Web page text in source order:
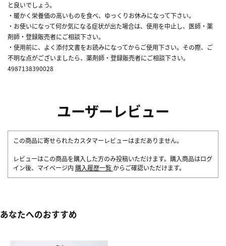
と良いでしょう。
・暖かく栄養価の高いものを食べ、ゆっくりお休みになって下さい。
・お使いになって何か気になる症状が出た場合は、使用を中止し、医師・薬
剤師・登録販売者にご相談下さい。
・使用前に、よく添付文書をお読みになってからご使用下さい。その際、ご
不明な点がございましたら、薬剤師・登録販売者にご相談下さい。
4987138390028
ユーザーレビュー
この商品に寄せられたカスタマーレビューはまだありません。
レビューはこの商品を購入した方のみ投稿いただけます。購入商品はログ
イン後、マイページ内 購入履歴一覧 からご確認いただけます。
あなたへのおすすめ